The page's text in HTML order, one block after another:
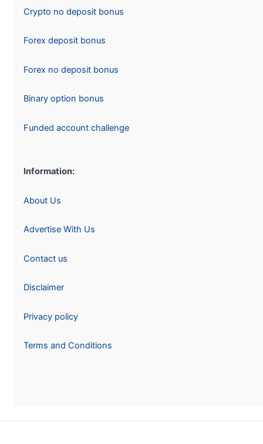
Crypto no deposit bonus
Forex deposit bonus
Forex no deposit bonus
Binary option bonus
Funded account challenge
Information:
About Us
Advertise With Us
Contact us
Disclaimer
Privacy policy
Terms and Conditions